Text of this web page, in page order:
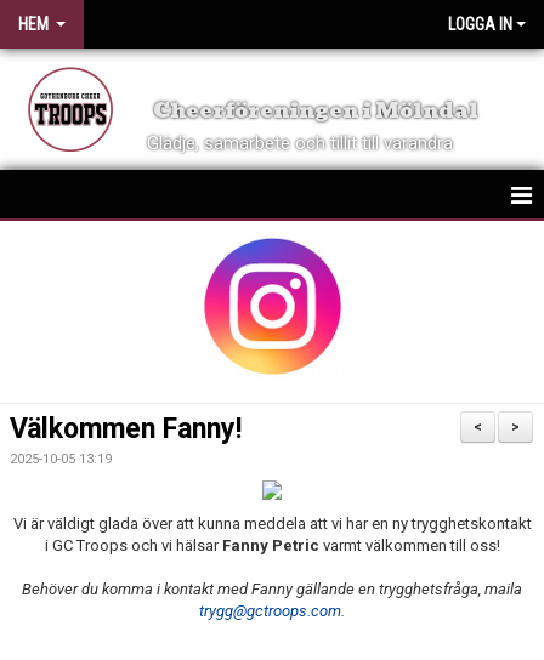
HEM LOGGA IN
Cheerföreningen i Mölndal
Glädje, samarbete och tillit till varandra
VID SKADA
>
<
Välkommen Fanny!
2025-10-05 13:19
Vi är väldigt glada över att kunna meddela att vi har en ny trygghetskontakt
i GC Troops och vi hälsar Fanny Petric varmt välkommen till oss!
Behöver du komma i kontakt med Fanny gällande en trygghetsfråga, maila
trygg@gctroops.com.